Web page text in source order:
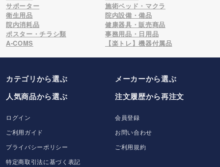
サポーター
施術ベッド・マクラ
衛生用品
院内設備・備品
院内消耗品
健康器具・販売商品
ポスター・チラシ類
事務用品・日用品
A-COMS
【楽トレ】機器付属品
カテゴリから選ぶ メーカーから選ぶ
人気商品から選ぶ
注文履歴から再注文
ログイン
会員登録
ご利用ガイド
お問い合わせ
プライバシーポリシー
ご利用規約
特定商取引法に基づく表記